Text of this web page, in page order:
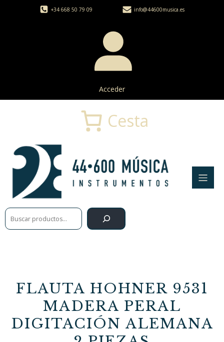
+34 668 50 79 09 info@44600musica.es
Acceder
Buscar
Cesta
FLAUTA HOHNER 9531
MADERA PERAL
DIGITACIÓN ALEMANA